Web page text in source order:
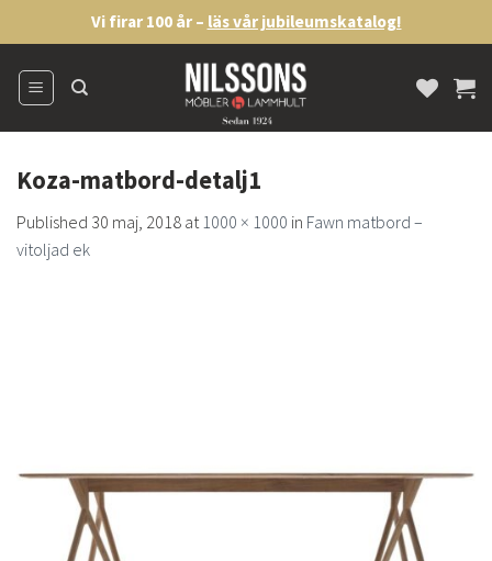
to
content
Vi firar 100 år – läs vår jubileumskatalog!
Koza-matbord-detalj1
Published 30 maj, 2018 at1000 × 1000 in Fawn matbord –
vitoljad ek